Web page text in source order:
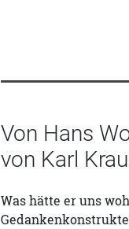
Von Hans
von Karl
Was hätte er uns